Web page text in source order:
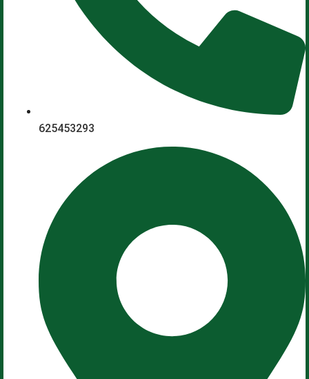
625453293